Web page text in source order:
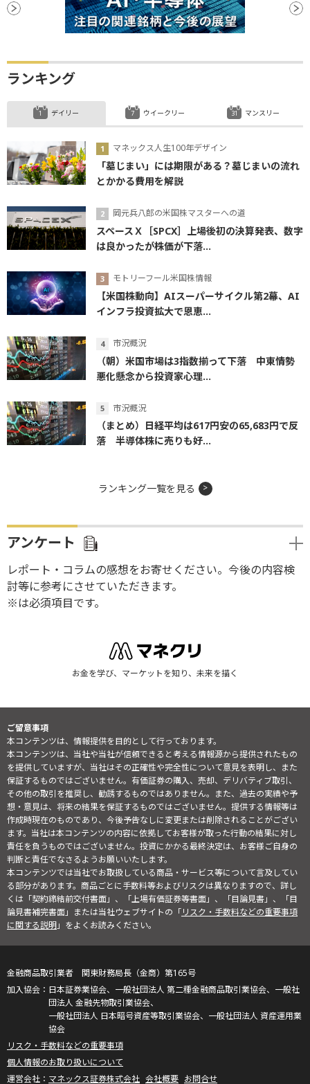
ランキング
デイリー
マネックス人生100年デザイン
「墓じまい」には期限がある？墓じまいの流れ
とかかる費用を解説
岡元兵八郎の米国株マスターへの道
スペースＸ［SPCX］上場後初の決算発表、数字
は良かったが株価が下落...
モトリーフール米国株情報
【米国株動向】AIスーパーサイクル第2幕、AI
インフラ投資拡大で恩恵...
市況概況
（朝）米国市場は3指数揃って下落 中東情勢
悪化懸念から投資家心理...
市況概況
（まとめ）日経平均は617円安の65,683円で反
落 半導体株に売りも好...
ウイークリー マンスリー
ランキング一覧を見る
アンケート
レポート・コラムの感想をお寄せください。今後の内容検
討等に参考にさせていただきます。
※は必須項目です。
お金を学び、マーケットを知り、未来を描く
ご留意事項
本コンテンツは、情報提供を目的として行っております。
本コンテンツは、当社や当社が信頼できると考える情報源から提供されたもの
を提供していますが、当社はその正確性や完全性について意見を表明し、また
保証するものではございません。有価証券の購入、売却、デリバティブ取引、
その他の取引を推奨し、勧誘するものではありません。また、過去の実績や予
想・意見は、将来の結果を保証するものではございません。提供する情報等は
作成時現在のものであり、今後予告なしに変更または削除されることがござい
ます。当社は本コンテンツの内容に依拠してお客様が取った行動の結果に対し
責任を負うものではございません。投資にかかる最終決定は、お客様ご自身の
判断と責任でなさるようお願いいたします。
本コンテンツでは当社でお取扱している商品・サービス等について言及してい
る部分があります。商品ごとに手数料等およびリスクは異なりますので、詳し
くは「契約締結前交付書面」、「上場有価証券等書面」、「目論見書」、「目
論見書補完書面」または当社ウェブサイトの「リスク・手数料などの重要事項
に関する説明」をよくお読みください。
金融商品取引業者 関東財務局長（金商）第165号
日本証券業協会、一般社団法人 第二種金融商品取引業協会、一般社
団法人 金融先物取引業協会、
一般社団法人 日本暗号資産等取引業協会、一般社団法人 資産運用業
協会
リスク・手数料などの重要事項
個人情報のお取り扱いについて
マネックス証券株式会社 会社概要 お問合せ